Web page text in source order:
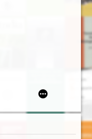
: architektura